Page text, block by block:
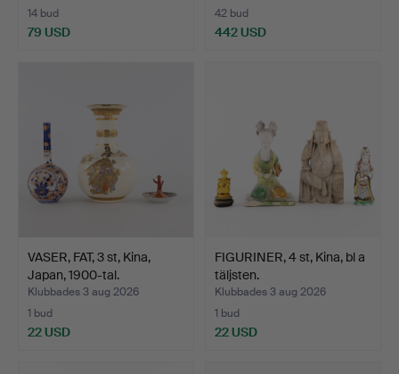
14 bud
79 USD
42 bud
442 USD
VASER, FAT, 3 st, Kina,
Japan, 1900-tal.
Klubbades 3 aug 2026
1 bud
22 USD
FIGURINER, 4 st, Kina, bl a
täljsten.
Klubbades 3 aug 2026
1 bud
22 USD